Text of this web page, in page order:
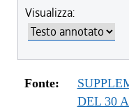
dal 12/08/2021 al
dal 26/02/2021 al
dal 02/07/2020 al
dal 01/01/2020 al
dal 07/11/2019 al
Visualizza:
Fonte:
DEL 30